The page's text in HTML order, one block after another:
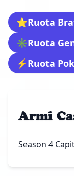
⭐Ruota
✳️Ruota
⚡Ruota
Armi
Season 4